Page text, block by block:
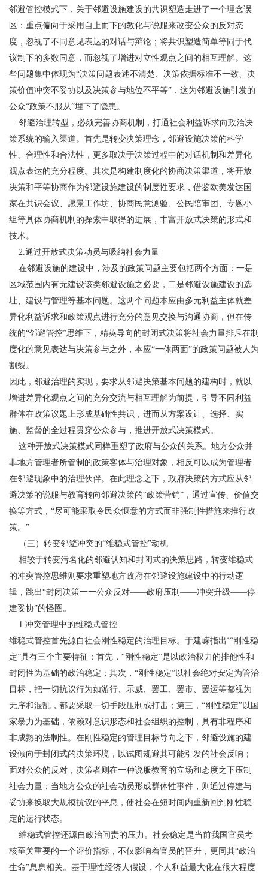
邻避管控模式下，关于邻避设施建设的共识塑造走进了一个理念误
区：重点偏向于采用自上而下的教化与说服来改变公众的反对态
度，忽视了不同意见表达的对话与辩论；将共识塑造简单等同于代
议制下的多数同意，而忽视了增进对立性观点之间的相互理解。这
些问题集中体现为“决策问题表述不清楚、决策依据标准不一致、决
策价值冲突不妥协以及决策参与地位不平等”，这为邻避设施引发的
公众“政策不服从”埋下了隐患。
邻避治理转型，必须完善协商机制，打通社会利益诉求向政治决
策系统的输入渠道。首先是转变决策理念，邻避设施决策的科学
性、合理性和合法性，更多取决于决策过程中的对话机制和差异化
观点表达的充分程度。其次是构建制度化的协商决策渠道，将开放
决策和平等协商作为邻避设施建设的制度性要求，借鉴欧美发达国
家在共识会议、愿景工作坊、协商民意测验、公民陪审团、专题小
组等具体协商机制的探索中取得的进展，丰富开放式决策的形式和
技术。
2.通过开放式决策动员与吸纳社会力量
在邻避设施的建设中，涉及的政策问题主要包括两个方面：一是
区域范围内有无建设该类邻避设施之必要，二是邻避设施建设的选
址、建设与管理等基本问题。这两个问题本应由多元利益主体就差
异化利益诉求和政策观点进行充分的意见交换与沟通协商，但在传
统的“邻避管控”思维下，精英导向的封闭式决策将社会力量排斥在制
度化的意见表达与决策参与之外，本应“一体两面”的政策问题被人为
割裂。
因此，邻避治理的实现，要求从邻避决策基本问题的建构时，就以
增进差异化观点之间的充分交流与相互理解为前提，引导不同利益
群体在政策议题上形成基础性共识，进而从方案设计、选择、实
施、监督的全过程贯穿公众参与，推进开放式决策模式。
这种开放式决策模式同样重塑了政府与公众的关系。地方公众并
非地方管理者所管制的政策客体与治理对象，相反可以成为管理者
在邻避现象中的治理伙伴。在此理念之下，政府决策的方式应从邻
避决策的说服与教育转向邻避决策的“政策营销”，通过宣传、价值交
换等方式，“尽可能采取令民众惬意的方式而非强制性措施来推行政
策。”
（三）转变邻避冲突的“维稳式管控”动机
相较于转变污名化的邻避认知和封闭式的决策思路，转变维稳式
的冲突管控思维则要求重塑地方政府在邻避设施建设中的行动逻
辑，跳出“封闭决策一一公众反对——政府压制——冲突升级——停
建妥协”的怪圈。
1.冲突管理中的维稳式管控
维稳式管控首先源自社会刚性稳定的治理目标。于建嵘指出‘“刚性稳
定”具有三个主要特征：首先，“刚性稳定”是以政治权力的排他性和
封闭性为基础的政治稳定；其次，“刚性稳定”以社会绝对安定为管治
目标，把一切抗议行为如游行、示威、罢工、罢市、罢运等都视为
无序和混乱，都要采取一切手段压制或打击；第三，“刚性稳定”以国
家暴力为基础，依赖对意识形态和社会组织的控制，具有非程序和
非成熟的法制性。在刚性稳定的管理目标导向之下，邻避设施的建
设倾向于封闭式的决策环境，以试图规避其可能引发的社会反响；
面对公众的反对，决策者则在一种说服教育的立场和态度之下压制
社会力量；当地方公众的社会动员形成群体性事件，则通过停建与
妥协来换取大规模抗议的平息，使社会在短时间内重新回到刚性稳
定的运行状态。
维稳式管控还源自政治问责的压力。社会稳定是当前我国官员考
核至关重要的一个评价指标，不仅影响着官员的晋升，更同其“政治
生命”息息相关。基于理性经济人假设，个人利益最大化在很大程度